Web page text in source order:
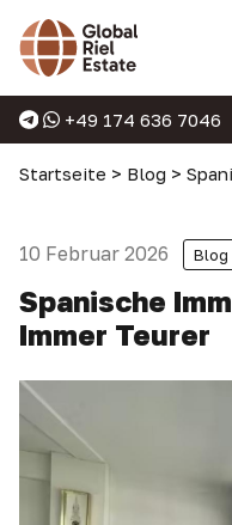
+49 174 636 7046
Startseite > Blog >
10 Februar 2026 Blog
Spanische
Immer Teurer